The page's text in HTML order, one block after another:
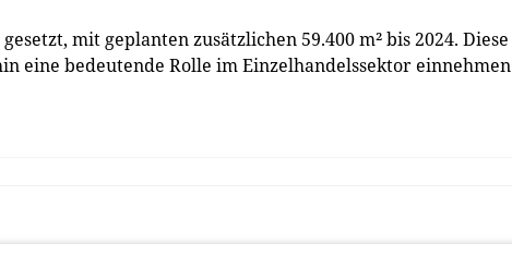
mit geplanten zusätzlichen 59.400 m² bis 2024. Diese
eine bedeutende Rolle im Einzelhandelssektor einnehmen